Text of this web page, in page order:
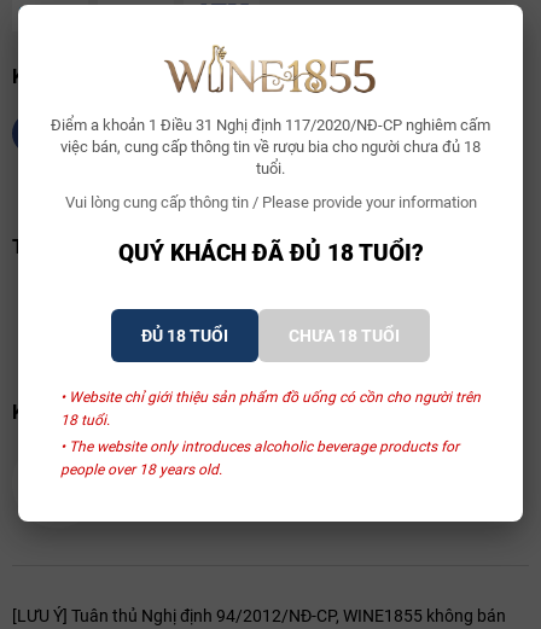
Điểm a khoản 1 Điều 31 Nghị định 117/2020/NĐ-CP nghiêm cấm
việc bán, cung cấp thông tin về rượu bia cho người chưa đủ 18
tuổi.
Vui lòng cung cấp thông tin / Please provide your information
QUÝ KHÁCH ĐÃ ĐỦ 18 TUỔI?
ĐỦ 18 TUỔI CHƯA 18 TUỔI
• Website chỉ giới thiệu sản phẩm đồ uống có cồn cho người trên
18 tuổi.
• The website only introduces alcoholic beverage products for
people over 18 years old.
KẾT NỐI CHÚNG TÔI
TRANG VÀNG VIỆT NAM
KHAI BÁO BỘ CỘNG THƯƠNG
[LƯU Ý] Tuân thủ Nghị định 94/2012/NĐ-CP, WINE1855 không bán